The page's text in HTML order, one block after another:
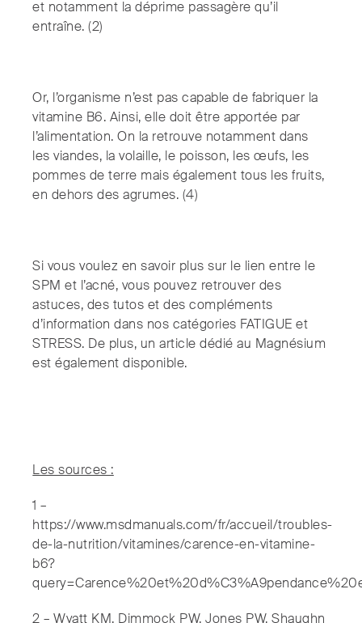
et notamment la déprime passagère qu’il
entraîne. (2)
Or, l’organisme n’est pas capable de fabriquer la
vitamine B6. Ainsi, elle doit être apportée par
l’alimentation. On la retrouve notamment dans
les viandes, la volaille, le poisson, les œufs, les
pommes de terre mais également tous les fruits,
en dehors des agrumes. (4)
Si vous voulez en savoir plus sur le lien entre le
SPM et l’acné, vous pouvez retrouver des
astuces, des tutos et des compléments
d’information dans nos catégories FATIGUE et
STRESS. De plus, un article dédié au Magnésium
est également disponible.
Les sources :
1 –
https://www.msdmanuals.com/fr/accueil/troubles-
de-la-nutrition/vitamines/carence-en-vitamine-
b6?
2 – Wyatt KM, Dimmock PW, Jones PW, Shaughn